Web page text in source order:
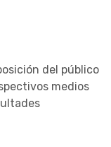
del público
medios